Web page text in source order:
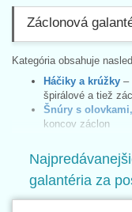
Záclonová
Kategória obsahuje
Háčiky a krúžky –
špirálové a tiež
Šnúry s
koncov záclon
zavesenie záclon
farebné, na
galantéria za